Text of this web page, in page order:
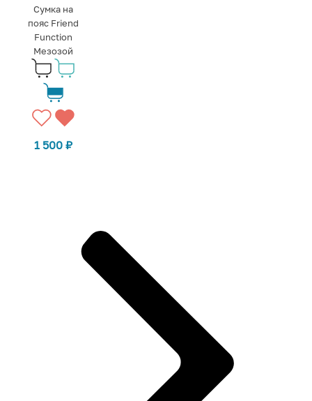
Сумка на
пояс Friend
Function
Мезозой
1 500₽